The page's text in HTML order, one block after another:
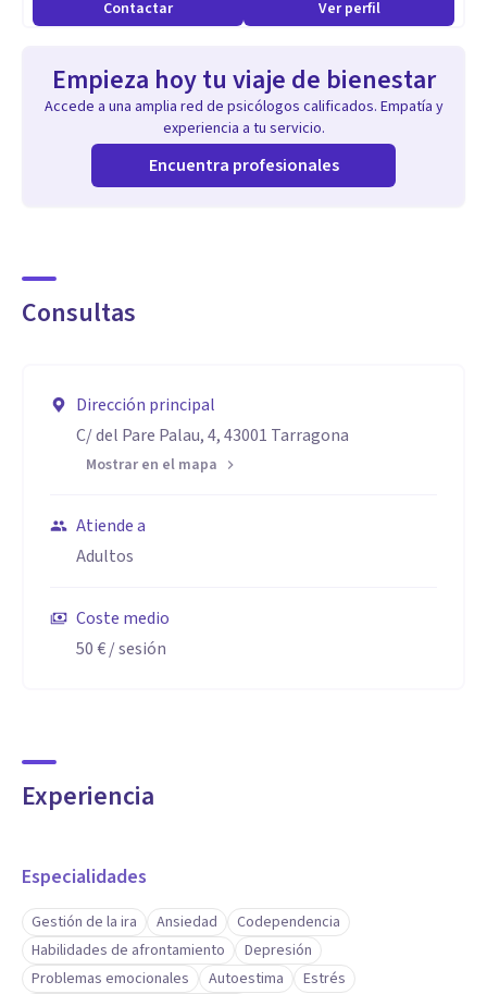
Contactar Ver perfil
Empieza hoy tu viaje de bienestar
Accede a una amplia red de psicólogos calificados. Empatía y
experiencia a tu servicio.
Encuentra profesionales
Consultas
Dirección principal
C/ del Pare Palau, 4, 43001 Tarragona
Mostrar en el mapa
Atiende a
Adultos
Coste medio
50 €/ sesión
Experiencia
Especialidades
Gestión de la ira Ansiedad
Codependencia
Habilidades de afrontamiento
Depresión
Problemas emocionales
Autoestima
Estrés